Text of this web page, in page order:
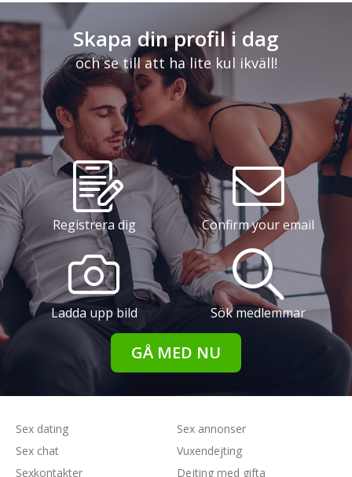
Skapa din profil i dag
och se till att ha lite kul ikväll!
Registrera dig Confirm your email
Ladda upp bild Sök medlemmar
GÅ MED NU
Sex dating
Sex chat
Sexkontakter
Sex annonser
Vuxendejting
Dejting med gifta